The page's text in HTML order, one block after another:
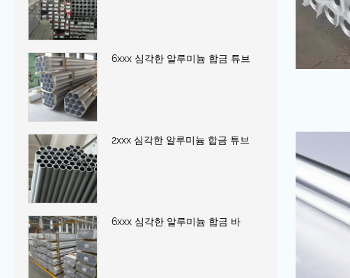
6xxx 심각한 알루미늄 합금 튜브
2xxx 심각한 알루미늄 합금 튜브
6xxx 심각한 알루미늄 합금 바